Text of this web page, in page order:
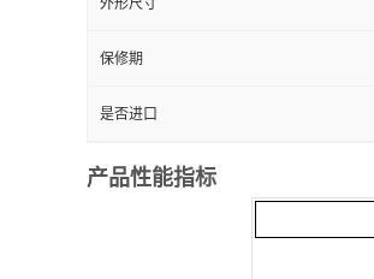
外形尺寸
保修期
是否进口
产品性能指标